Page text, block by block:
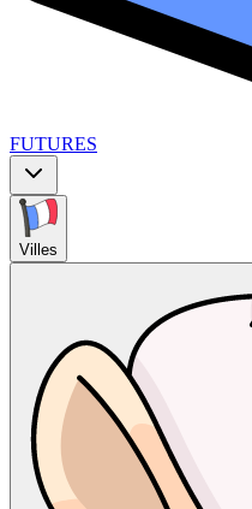
FUTURES
Villes